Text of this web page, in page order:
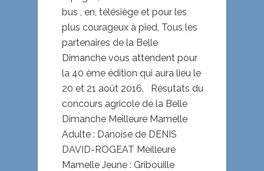
bus , en, télésiège et pour les
plus courageux à pied, Tous les
partenaires de la Belle
Dimanche vous attendent pour
la 40 ème édition qui aura lieu le
20 et 21 août 2016. Résutats du
concours agricole de la Belle
Dimanche Meilleure Mamelle
Adulte : Danoise de DENIS
DAVID-ROGEAT Meilleure
Mamelle Jeune : Gribouille